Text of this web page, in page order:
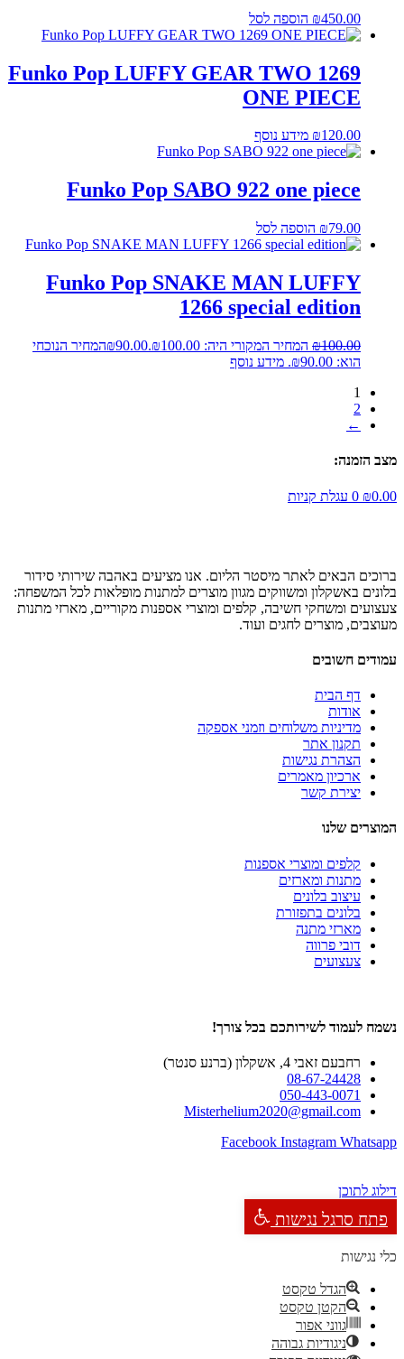
₪450.00 הוספה לסל
Funko Pop LUFFY GEAR TWO 1269
ONE PIECE
₪120.00 מידע נוסף
Funko Pop SABO 922 one piece
₪79.00 הוספה לסל
Funko Pop SNAKE MAN LUFFY
1266 special edition
₪100.00 המחיר המקורי היה: ₪100.00. ₪90.00
המחיר הנוכחי
הוא: ₪90.00.
מידע נוסף
1
2
←
מצב הזמנה:
₪0.00
0 עגלת קניות
ברוכים הבאים לאתר מיסטר הליום. אנו מציעים באהבה שירותי סידור
בלונים באשקלון ומשווקים מגוון מוצרים למתנות מופלאות לכל המשפחה:
צעצועים ומשחקי חשיבה, קלפים ומוצרי אספנות מקוריים, מארזי מתנות
מעוצבים, מוצרים לחגים ועוד.
עמודים חשובים
דף הבית
אודות
מדיניות משלוחים וזמני אספקה
תקנון אתר
הצהרת נגישות
ארכיון מאמרים
יצירת קשר
המוצרים שלנו
קלפים ומוצרי אספנות
מתנות ומארזים
עיצוב בלונים
בלונים בתפזורת
מארזי מתנה
דובי פרווה
צעצועים
נשמח לעמוד לשירותכם בכל צורך!
רחבעם זאבי 4, אשקלון (ברנע סנטר)
08-67-24428
050-443-0071
Misterhelium2020@gmail.com
Facebook Instagram Whatsapp
דילוג לתוכן
פתח סרגל נגישות
כלי נגישות
הגדל טקסט
הקטן טקסט
גווני אפור
ניגודיות גבוהה